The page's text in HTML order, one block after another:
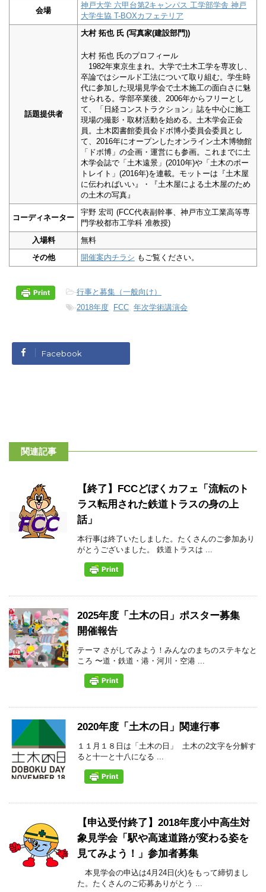
会場
神戸大学 六甲台第2キャンパス 工学部学舎 神戸
大学生協 T-BOXカフェテリア
話題提供者
大村 拓也 氏 (写真家(建設部門))
大村 拓也 氏のプロフィール
1982年東京生まれ。大学で土木工学を専攻し、
卒論ではシールド工法について取り組む。学生時
代に参加した現場見学会で土木施工の面白さに魅
せられる。学部卒業後、2006年からフリーとし
て、「日経コンストラクション」誌を中心に施工
現場の撮影・取材活動を始める。土木学会正会
員。土木図書館委員会ドボ博小委員会委員とし
て、2016年にオープンしたオンライン土木博物館
「ドボ博」の企画・運営にも参画。これまでに土
木学会誌で「土木遠景」(2010年)や「土木のポー
トレイト」(2016年)を連載。モットーは『土木屋
に伝わればいい』・『土木屋による土木屋のため
の土木の写真』
コーディネーター
宇野 宏司 (FCC代表副幹事、神戸市立工業高等専
門学校都市工学科 准教授)
入場料
無料
その他
開催案内チラシ もご覧ください。
-行事と募集（一般向け）
-2018年度, FCC, 年次学術講演会
Facebook
関連記事
【終了】FCCどぼくカフェ「流転のト
ラス転用された鉄道トラスの身の上
話」
本行事は終了いたしました。たくさんのご参加あり
がとうございました。 鉄道トラスは ...
2025年度「土木の日」ポスター募集
開催報告
テーマ さがしてみよう！みんなのまちのステキなと
ころ 〜道・鉄道・港・河川・空港 ...
2020年度「土木の日」関連行事
１１月１８日は「土木の日」 土木の2文字を分解す
ると十一と十八になる ...
【申込受付終了】2018年度小中高生対
象見学会「駅や高速道路が変わる姿を
見てみよう！」参加者募集
本見学会の申込は4月24日(火)をもって締切まし
た。たくさんのご応募ありがとう ...